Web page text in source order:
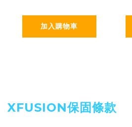
加入購物車
XFUSION保固條款